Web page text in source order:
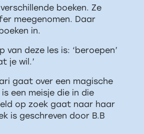
boeken. Ze
meegenomen. Daar
in.
van deze les is: ‘beroepen’
je wil.’
gaat over een magische
een meisje die in die
op zoek gaat naar haar
is geschreven door B.B